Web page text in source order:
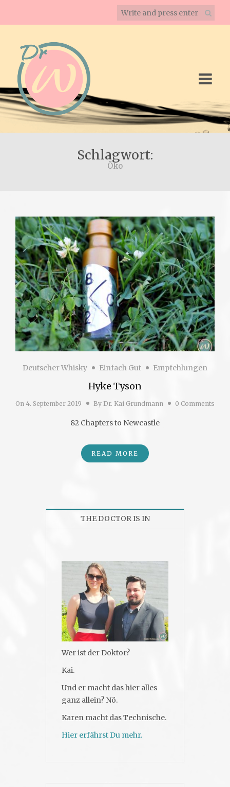
Schlagwort:
Öko
Deutscher Whisky Einfach Gut Empfehlungen
Hyke Tyson
On 4. September 2019 By Dr. Kai Grundmann 0 Comments
82 Chapters to Newcastle
READ MORE
THE DOCTOR IS IN
Wer ist der Doktor?
Kai.
Und er macht das hier alles
ganz allein? Nö.
Karen macht das Technische.
Hier erfährst Du mehr.